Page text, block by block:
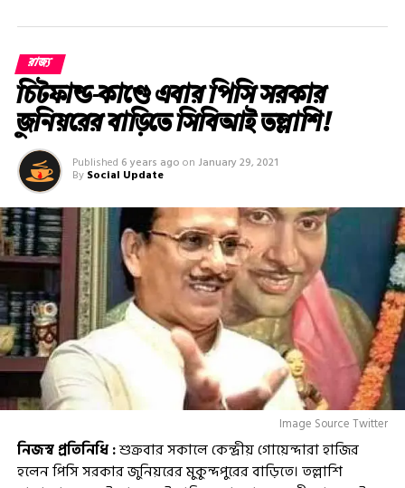
রাজ্য
চিটফান্ড-কাণ্ডে এবার পিসি সরকার
জুনিয়রের বাড়িতে সিবিআই তল্লাশি!
Published 6 years ago on January 29, 2021
By Social Update
Image Source Twitter
নিজস্ব প্রতিনিধি :শুক্রবার সকালে কেন্দ্রীয় গোয়েন্দারা হাজির
হলেন পিসি সরকার জুনিয়রের মুকুন্দপুরের বাড়িতে। তল্লাশি